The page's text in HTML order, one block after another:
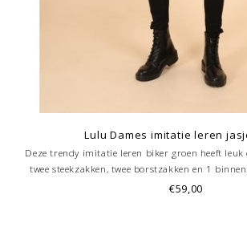
Lulu Dames imitatie leren
Deze trendy imitatie leren biker groen heeft
twee steekzakken, twee borstzakken en 1
getailleerd. Koop dit jack nu bij
€59,00